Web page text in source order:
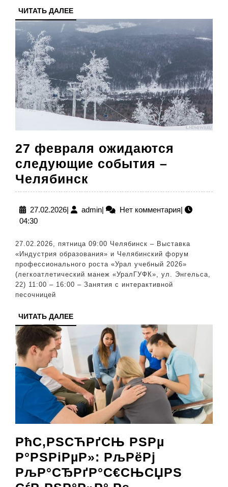
ЧИТАТЬ ДАЛЕЕЧИТАТЬ
ДАЛЕЕ
27 февраля ожидаются
следующие события –
Челябинск
февраля
ожидаются
события
–
Челябинск
27.02.202627.02.2026
| adminadmin
| Нет комментария|
04:30
27.02.2026, пятница 09:00 Челябинск – Выставка
«Индустрия образования» и Челябинский форум
профессионального роста «Урал учебный 2026»
(легкоатлетический манеж «УралГУФК», ул. Энгельса,
22) 11:00 – 16:00 – Занятия с интерактивной
песочницей
ЧИТАТЬ ДАЛЕЕЧИТАТЬ
ДАЛЕЕ
РћС‚РЅСЋРґСЊ РЅРµ
Р°РЅРіРµР»: РљРёРј
РљР°СЂРґР°С€СЊСЏРЅ